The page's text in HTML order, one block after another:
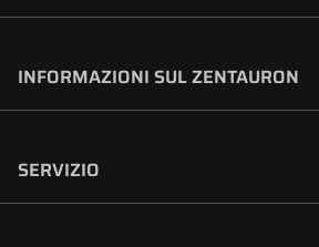
INFORMAZIONI SUL ZENTAURON
SERVIZIO